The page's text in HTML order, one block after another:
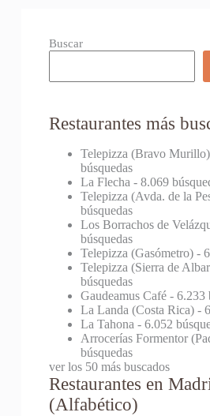
Buscar
Restaurantes más
Telepizza (Bravo Murillo)
búsquedas
La Flecha - 8.069
Telepizza (Avda. de la
búsquedas
Los Borrachos de
búsquedas
Telepizza (Gasómetro)-
Telepizza (Sierra de
búsquedas
Gaudeamus Café- 6.233
La Landa (Costa Rica)-
La Tahona - 6.052
Arrocerías Formentor
búsquedas
ver los 50 más buscados
Restaurantes en
(Alfabético)